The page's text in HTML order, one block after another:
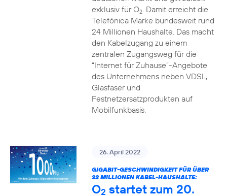
exklusiv für O2. Damit erreicht die
Telefónica Marke bundesweit rund
24 Millionen Haushalte. Das macht
den Kabelzugang zu einem
zentralen Zugangsweg für die
“Internet für Zuhause”-Angebote
des Unternehmens neben VDSL,
Glasfaser und
Festnetzersatzprodukten auf
Mobilfunkbasis.
26. April 2022
GIGABIT-GESCHWINDIGKEIT FÜR ÜBER
22 MILLIONEN KABEL-HAUSHALTE:
O2 startet zum 20.